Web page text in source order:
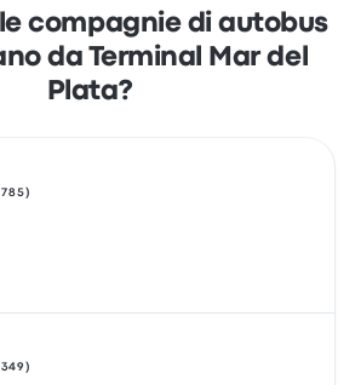
compagnie di autobus
da Terminal Mar del
Plata?
785 )
349 )